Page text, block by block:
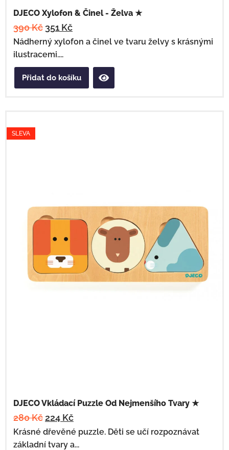
DJECO Xylofon & Činel - Želva ★
390Kč 351 Kč
Nádherný xylofon a činel ve tvaru želvy s krásnými
ilustracemi....
Přidat do košíku
SLEVA
DJECO Vkládací Puzzle Od Nejmenšího Tvary ★
280Kč 224 Kč
Krásné dřevěné puzzle. Děti se učí rozpoznávat
základní tvary a...